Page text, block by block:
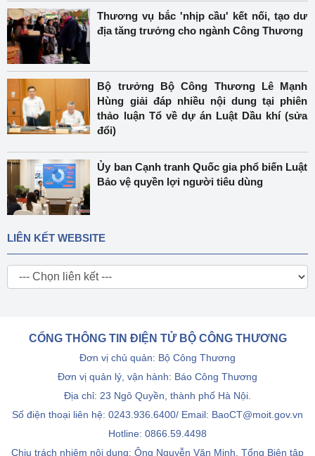
Thương vụ bắc 'nhịp cầu' kết nối, tạo dư
địa tăng trưởng cho ngành Công Thương
Bộ trưởng Bộ Công Thương Lê Mạnh
Hùng giải đáp nhiều nội dung tại phiên
thảo luận Tổ về dự án Luật Dầu khí (sửa
đổi)
Ủy ban Cạnh tranh Quốc gia phổ biến Luật
Bảo vệ quyền lợi người tiêu dùng
LIÊN KẾT WEBSITE
CỔNG THÔNG TIN ĐIỆN TỬ BỘ CÔNG THƯƠNG
Đơn vị chủ quản: Bộ Công Thương
Đơn vị quản lý, vận hành: Báo Công Thương
Địa chỉ: 23 Ngô Quyền, thành phố Hà Nội.
Số điện thoại liên hệ: 0243.936.6400/ Email: BaoCT@moit.gov.vn
Hotline: 0866.59.4498
Chịu trách nhiệm nội dung: Ông Nguyễn Văn Minh, Tổng Biên tập